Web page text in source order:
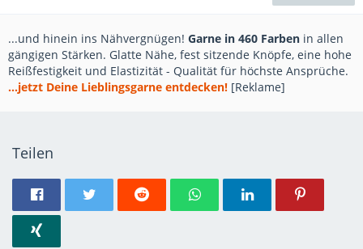
...und hinein ins Nähvergnügen! Garne in 460 Farben in allen
gängigen Stärken. Glatte Nähe, fest sitzende Knöpfe, eine hohe
Reißfestigkeit und Elastizität - Qualität für höchste Ansprüche.
...jetzt Deine Lieblingsgarne entdecken! [Reklame]
Teilen